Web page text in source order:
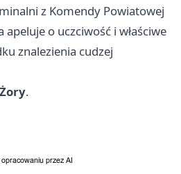
z Komendy Powiatowej
apeluje o uczciwość i właściwe
znalezienia cudzej
.